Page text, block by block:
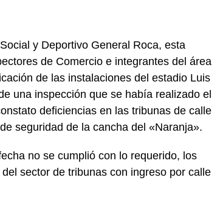
y Deportivo General Roca, esta
de Comercio e integrantes del área
de las instalaciones del estadio Luis
una inspección que se había realizado el
deficiencias en las tribunas de calle
seguridad de la cancha del «Naranja».
no se cumplió con lo requerido, los
sector de tribunas con ingreso por calle